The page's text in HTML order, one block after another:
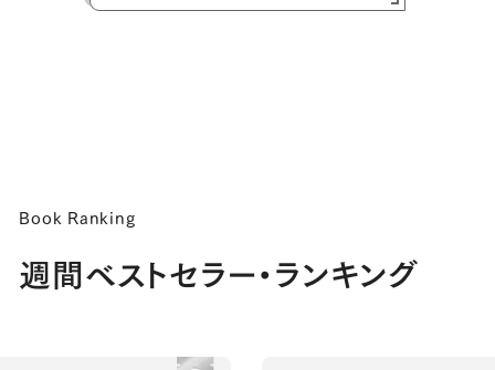
Book Ranking
週間ベストセラー・ランキング